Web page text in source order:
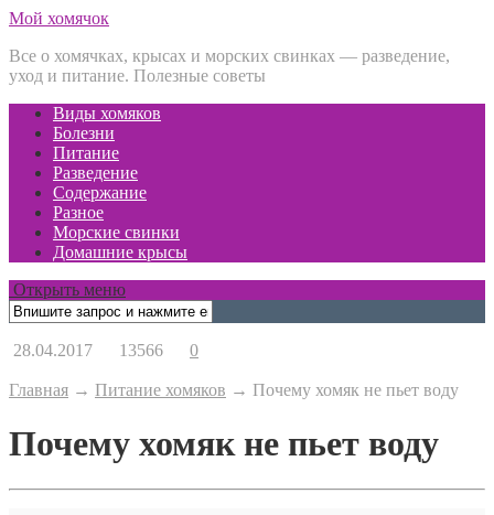
Мой хомячок
Все о хомячках, крысах и морских свинках — разведение,
уход и питание. Полезные советы
Виды хомяков
Болезни
Питание
Разведение
Содержание
Разное
Морские свинки
Домашние крысы
Открыть меню
28.04.2017 13566 0
Главная → Питание хомяков → Почему хомяк не пьет воду
Почему хомяк не пьет воду